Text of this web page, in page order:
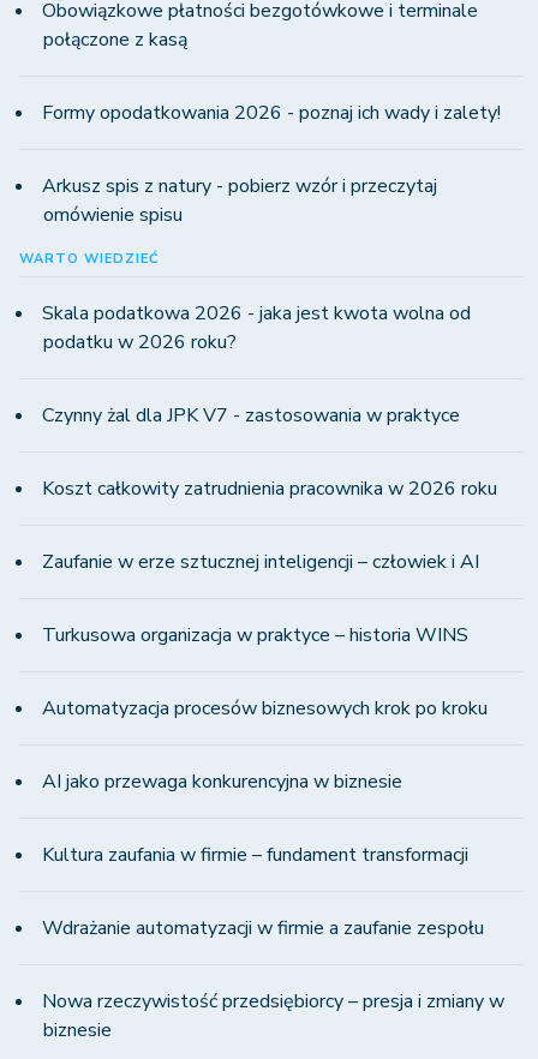
Obowiązkowe płatności bezgotówkowe i terminale
połączone z kasą
Formy opodatkowania 2026 - poznaj ich wady i zalety!
Arkusz spis z natury - pobierz wzór i przeczytaj
omówienie spisu
WARTO WIEDZIEĆ
Skala podatkowa 2026 - jaka jest kwota wolna od
podatku w 2026 roku?
Czynny żal dla JPK V7 - zastosowania w praktyce
Koszt całkowity zatrudnienia pracownika w 2026 roku
Zaufanie w erze sztucznej inteligencji – człowiek i AI
Turkusowa organizacja w praktyce – historia WINS
Automatyzacja procesów biznesowych krok po kroku
AI jako przewaga konkurencyjna w biznesie
Kultura zaufania w firmie – fundament transformacji
Wdrażanie automatyzacji w firmie a zaufanie zespołu
Nowa rzeczywistość przedsiębiorcy – presja i zmiany w
biznesie